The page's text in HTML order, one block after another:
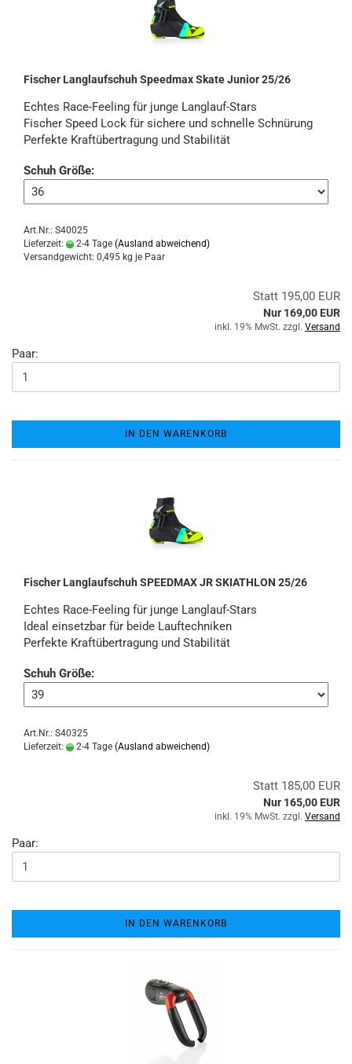
Fischer Langlaufschuh Speedmax Skate Junior 25/26
Echtes Race-Feeling für junge Langlauf-Stars
Fischer Speed Lock für sichere und schnelle Schnürung
Perfekte Kraftübertragung und Stabilität
Schuh Größe:
Art.Nr.: S40025
Lieferzeit:
2-4 Tage (Ausland abweichend)
Versandgewicht: 0,495 kg je Paar
Statt 195,00 EUR
Nur 169,00 EUR
inkl. 19% MwSt. zzgl. Versand
Paar:
IN DEN WARENKORB
Fischer Langlaufschuh SPEEDMAX JR SKIATHLON 25/26
Echtes Race-Feeling für junge Langlauf-Stars
Ideal einsetzbar für beide Lauftechniken
Perfekte Kraftübertragung und Stabilität
Schuh Größe:
Art.Nr.: S40325
Lieferzeit:
2-4 Tage (Ausland abweichend)
Statt 185,00 EUR
Nur 165,00 EUR
inkl. 19% MwSt. zzgl. Versand
Paar:
IN DEN WARENKORB